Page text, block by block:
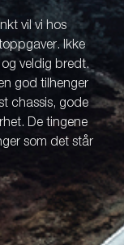
vil vi hos
Ikke
veldig bredt.
god tilhenger
chassis, gode
De tingene
som det står